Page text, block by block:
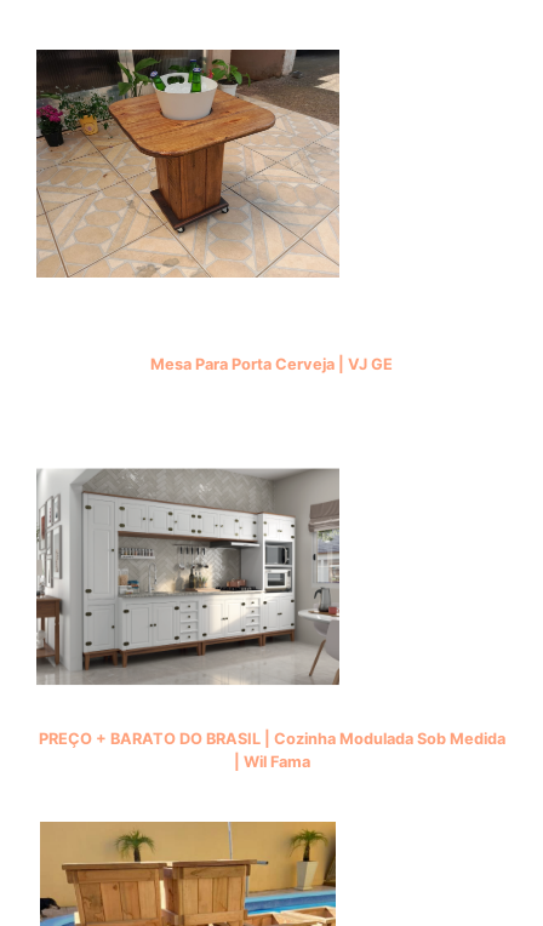
Mesa Para Porta Cerveja | VJ GE
PREÇO + BARATO DO BRASIL | Cozinha Modulada Sob Medida
| Wil Fama